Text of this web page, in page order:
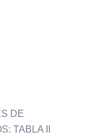
DE
TABLA II